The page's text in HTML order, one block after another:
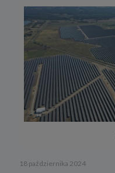
18 października 2024